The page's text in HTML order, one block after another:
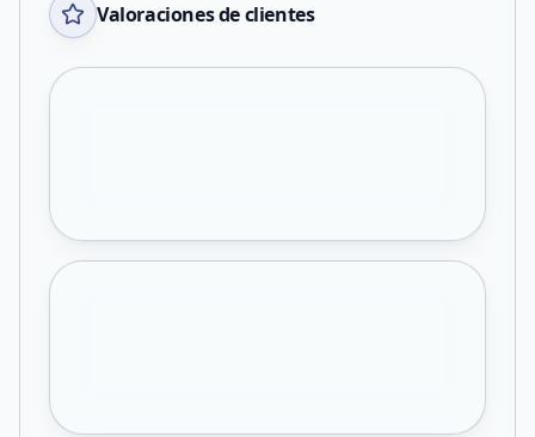
Valoraciones de clientes